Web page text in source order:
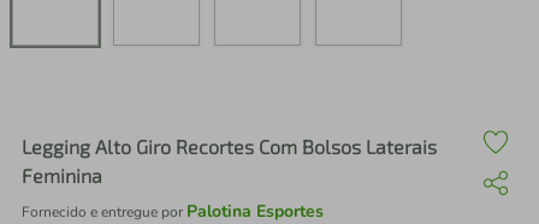
Legging Alto Giro Recortes Com Bolsos Laterais
Feminina
Fornecido e entregue por Palotina Esportes